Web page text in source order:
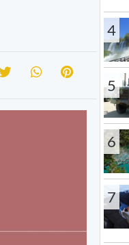
4
5
6
7